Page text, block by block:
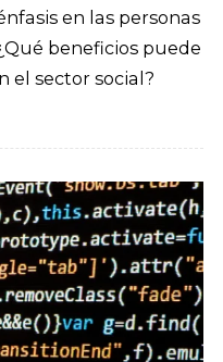
en las personas
beneficios puede
el sector social?